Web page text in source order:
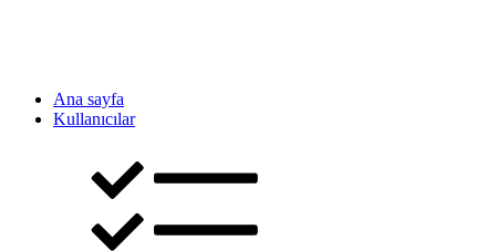
Ana sayfa
Kullanıcılar